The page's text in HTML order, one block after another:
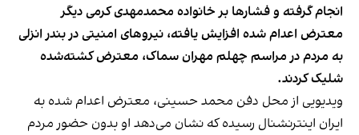
انجام گرفته و فشارها بر خانواده محمدمهدی کرمی دیگر
معترض اعدام شده افزایش یافته، نیروهای امنیتی در بندر انزلی
به مردم در مراسم چهلم مهران سماک، معترض کشته‌شده
شلیک کردند.
ویدیویی از محل دفن محمد حسینی، معترض اعدام شده به
ایران اینترنشنال رسیده که نشان می‌دهد او بدون حضور مردم